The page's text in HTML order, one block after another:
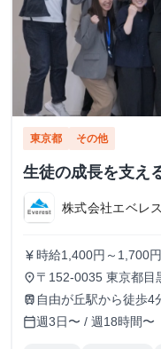
東京都 その他
生徒の成長を支え
株式会社エベレ
currency_yen 時給1,400円～1,700円
place 〒152-0035 東京都目
二ビル 3F
train 自由が丘駅から徒歩4
calendar_today週3日〜 / 週18時間〜